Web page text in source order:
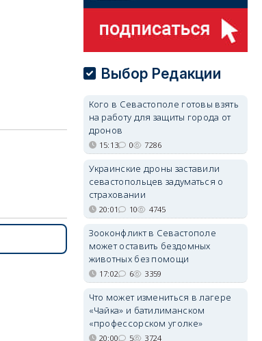
Выбор Редакции
Кого в Севастополе готовы взять
на работу для защиты города от
дронов
15:13 0 7286
Украинские дроны заставили
севастопольцев задуматься о
страховании
20:01 10 4745
Зооконфликт в Севастополе
может оставить бездомных
животных без помощи
17:02 6 3359
Что может измениться в лагере
«Чайка» и батилиманском
«профессорском уголке»
20:00 5 3724